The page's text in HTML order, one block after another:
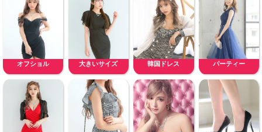
オフショル 大きいサイズ 韓国ドレス パーティー